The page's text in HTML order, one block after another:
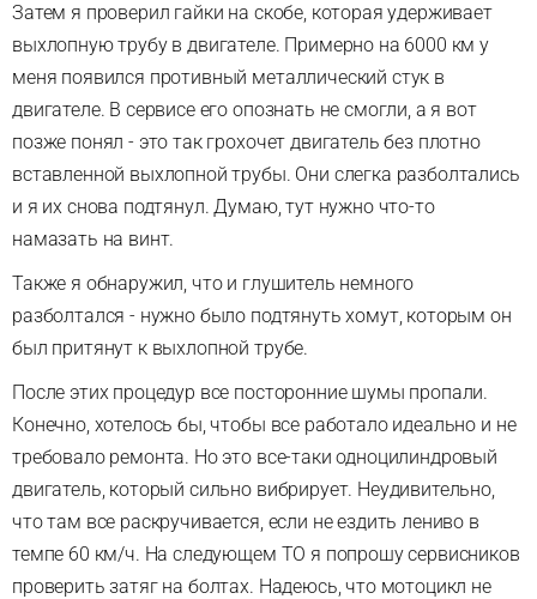
Затем я проверил гайки на скобе, которая удерживает
выхлопную трубу в двигателе. Примерно на 6000 км у
меня появился противный металлический стук в
двигателе. В сервисе его опознать не смогли, а я вот
позже понял - это так грохочет двигатель без плотно
вставленной выхлопной трубы. Они слегка разболтались
и я их снова подтянул. Думаю, тут нужно что-то
намазать на винт.
Также я обнаружил, что и глушитель немного
разболтался - нужно было подтянуть хомут, которым он
был притянут к выхлопной трубе.
После этих процедур все посторонние шумы пропали.
Конечно, хотелось бы, чтобы все работало идеально и не
требовало ремонта. Но это все-таки одноцилиндровый
двигатель, который сильно вибрирует. Неудивительно,
что там все раскручивается, если не ездить лениво в
темпе 60 км/ч. На следующем ТО я попрошу сервисников
проверить затяг на болтах. Надеюсь, что мотоцикл не